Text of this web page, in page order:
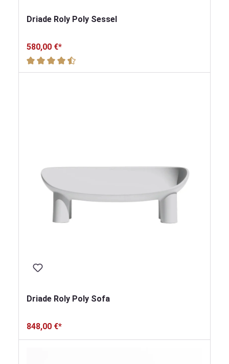
Driade Roly Poly Sessel
580,00 €*
Durchschnittliche Bewertung von 4.5 von 5 Sternen
Driade Roly Poly Sofa
848,00 €*